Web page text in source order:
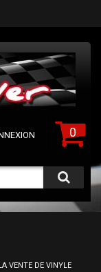
0
VENTE DE VINYLE